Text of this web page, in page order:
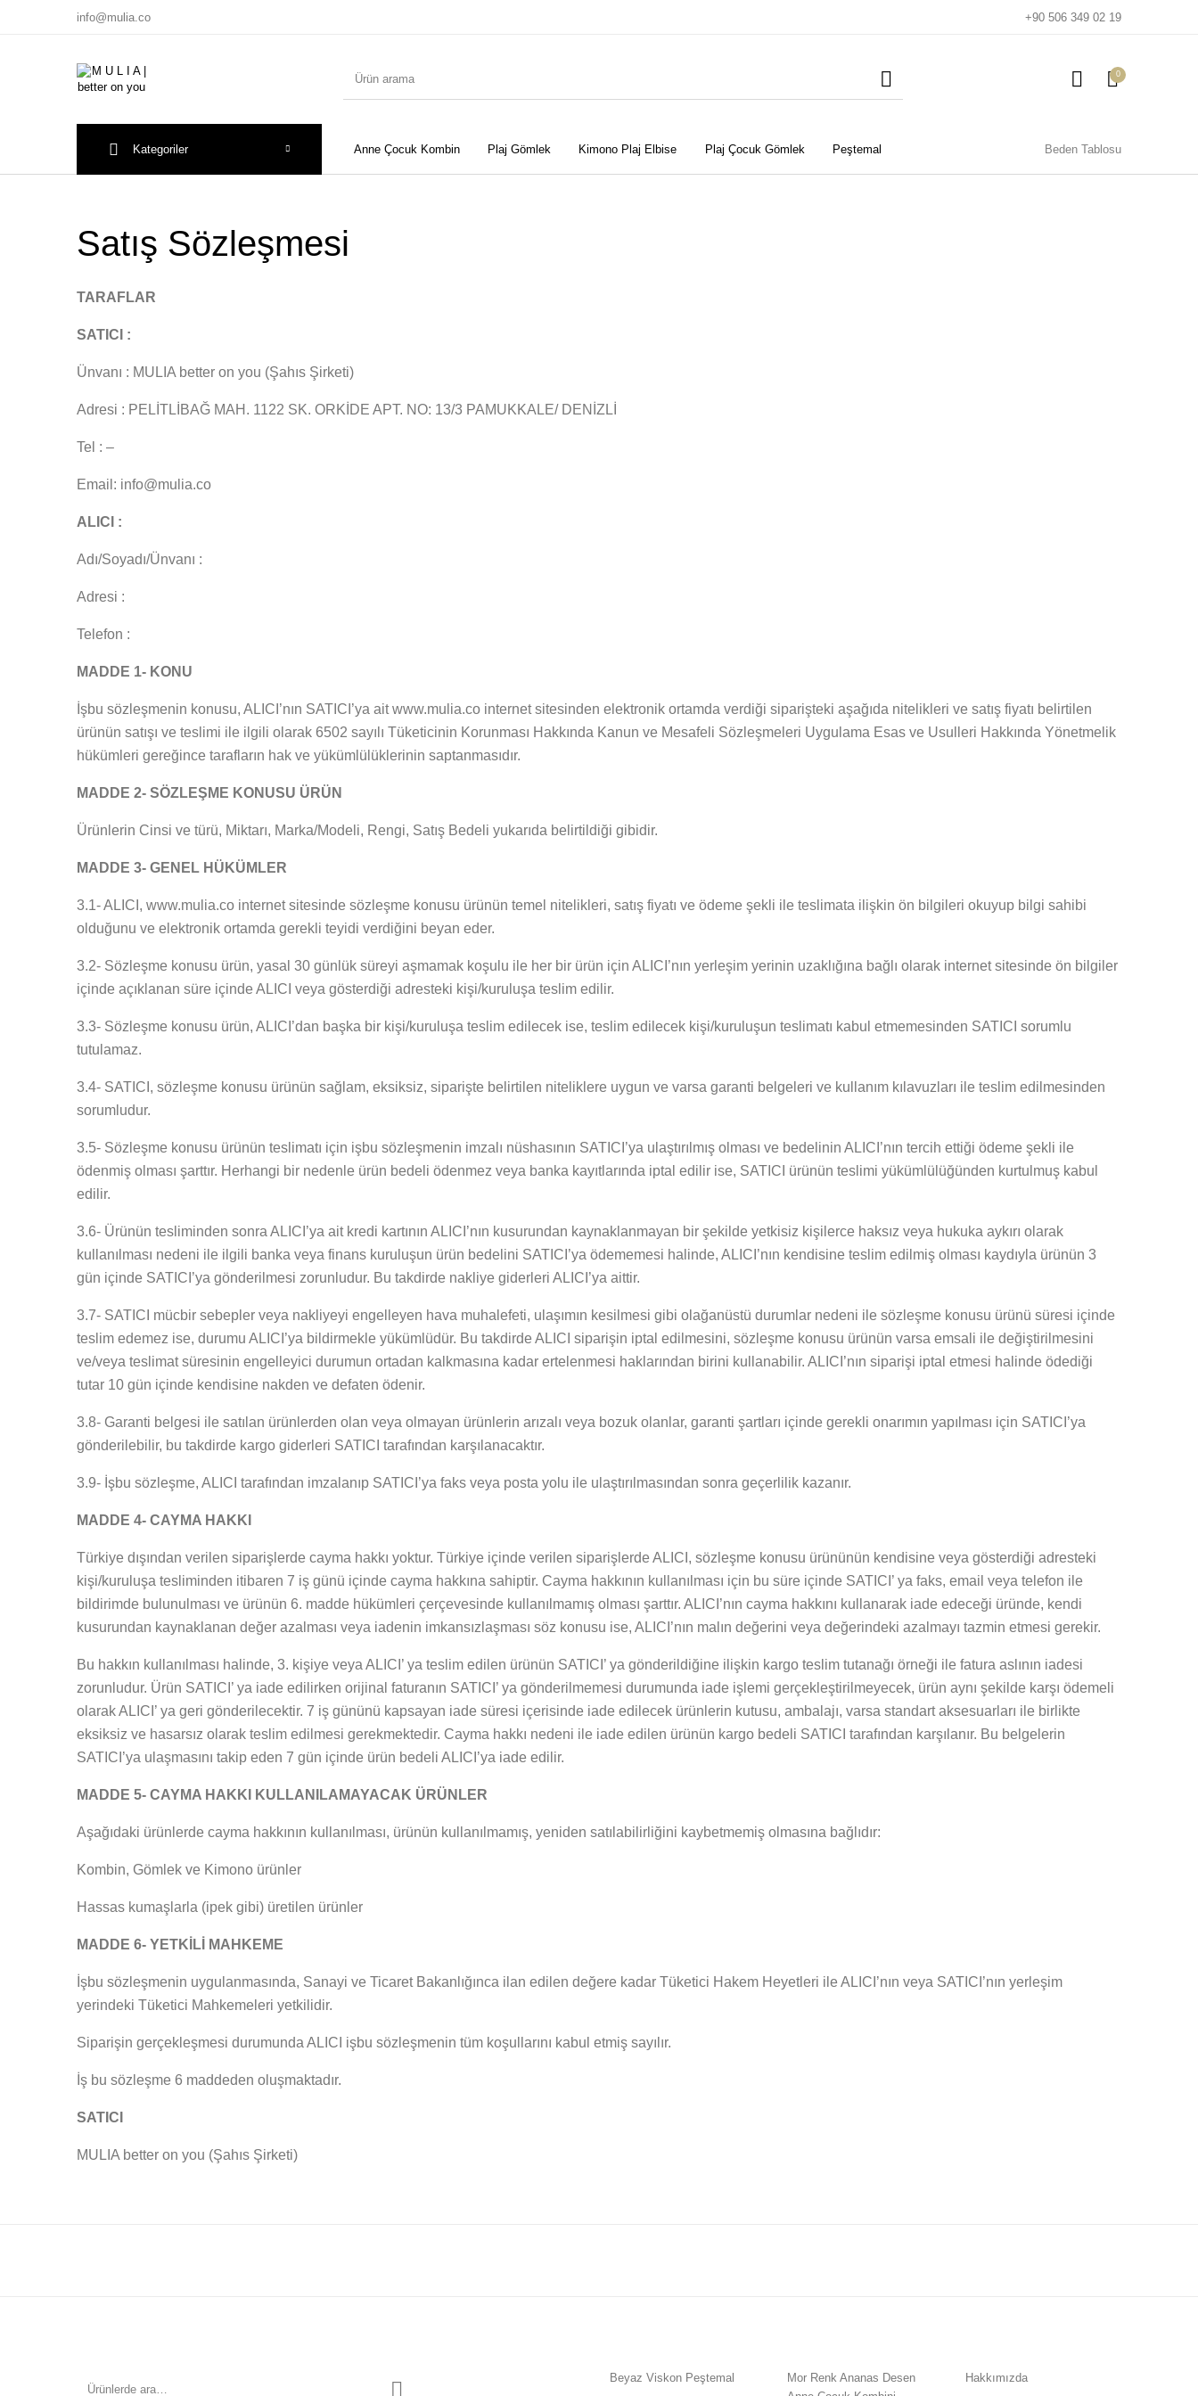
info@mulia.co +90 506 349 02 19
0
Anne Çocuk Kombin Plaj Gömlek Kimono Plaj Elbise Plaj Çocuk Gömlek Peştemal Beden Tablosu
Kategoriler
Yeni Ürün Anne Çocuk Kombin
Satış Sözleşmesi
TARAFLAR
SATICI :
Ünvanı : MULIA better on you (Şahıs Şirketi)
Adresi : PELİTLİBAĞ MAH. 1122 SK. ORKİDE APT. NO: 13/3 PAMUKKALE/ DENİZLİ
Tel : –
Email: info@mulia.co
ALICI :
Adı/Soyadı/Ünvanı :
Adresi :
Telefon :
MADDE 1- KONU
İşbu sözleşmenin konusu, ALICI’nın SATICI’ya ait www.mulia.co internet sitesinden elektronik ortamda verdiği siparişteki aşağıda nitelikleri ve satış fiyatı belirtilen
ürünün satışı ve teslimi ile ilgili olarak 6502 sayılı Tüketicinin Korunması Hakkında Kanun ve Mesafeli Sözleşmeleri Uygulama Esas ve Usulleri Hakkında Yönetmelik
hükümleri gereğince tarafların hak ve yükümlülüklerinin saptanmasıdır.
MADDE 2- SÖZLEŞME KONUSU ÜRÜN
Ürünlerin Cinsi ve türü, Miktarı, Marka/Modeli, Rengi, Satış Bedeli yukarıda belirtildiği gibidir.
MADDE 3- GENEL HÜKÜMLER
3.1- ALICI, www.mulia.co internet sitesinde sözleşme konusu ürünün temel nitelikleri, satış fiyatı ve ödeme şekli ile teslimata ilişkin ön bilgileri okuyup bilgi sahibi
olduğunu ve elektronik ortamda gerekli teyidi verdiğini beyan eder.
3.2- Sözleşme konusu ürün, yasal 30 günlük süreyi aşmamak koşulu ile her bir ürün için ALICI’nın yerleşim yerinin uzaklığına bağlı olarak internet sitesinde ön bilgiler
içinde açıklanan süre içinde ALICI veya gösterdiği adresteki kişi/kuruluşa teslim edilir.
3.3- Sözleşme konusu ürün, ALICI’dan başka bir kişi/kuruluşa teslim edilecek ise, teslim edilecek kişi/kuruluşun teslimatı kabul etmemesinden SATICI sorumlu
tutulamaz.
3.4- SATICI, sözleşme konusu ürünün sağlam, eksiksiz, siparişte belirtilen niteliklere uygun ve varsa garanti belgeleri ve kullanım kılavuzları ile teslim edilmesinden
sorumludur.
3.5- Sözleşme konusu ürünün teslimatı için işbu sözleşmenin imzalı nüshasının SATICI’ya ulaştırılmış olması ve bedelinin ALICI’nın tercih ettiği ödeme şekli ile
ödenmiş olması şarttır. Herhangi bir nedenle ürün bedeli ödenmez veya banka kayıtlarında iptal edilir ise, SATICI ürünün teslimi yükümlülüğünden kurtulmuş kabul
edilir.
3.6- Ürünün tesliminden sonra ALICI’ya ait kredi kartının ALICI’nın kusurundan kaynaklanmayan bir şekilde yetkisiz kişilerce haksız veya hukuka aykırı olarak
kullanılması nedeni ile ilgili banka veya finans kuruluşun ürün bedelini SATICI’ya ödememesi halinde, ALICI’nın kendisine teslim edilmiş olması kaydıyla ürünün 3
gün içinde SATICI’ya gönderilmesi zorunludur. Bu takdirde nakliye giderleri ALICI’ya aittir.
3.7- SATICI mücbir sebepler veya nakliyeyi engelleyen hava muhalefeti, ulaşımın kesilmesi gibi olağanüstü durumlar nedeni ile sözleşme konusu ürünü süresi içinde
teslim edemez ise, durumu ALICI’ya bildirmekle yükümlüdür. Bu takdirde ALICI siparişin iptal edilmesini, sözleşme konusu ürünün varsa emsali ile değiştirilmesini
ve/veya teslimat süresinin engelleyici durumun ortadan kalkmasına kadar ertelenmesi haklarından birini kullanabilir. ALICI’nın siparişi iptal etmesi halinde ödediği
tutar 10 gün içinde kendisine nakden ve defaten ödenir.
3.8- Garanti belgesi ile satılan ürünlerden olan veya olmayan ürünlerin arızalı veya bozuk olanlar, garanti şartları içinde gerekli onarımın yapılması için SATICI’ya
gönderilebilir, bu takdirde kargo giderleri SATICI tarafından karşılanacaktır.
3.9- İşbu sözleşme, ALICI tarafından imzalanıp SATICI’ya faks veya posta yolu ile ulaştırılmasından sonra geçerlilik kazanır.
MADDE 4- CAYMA HAKKI
Türkiye dışından verilen siparişlerde cayma hakkı yoktur. Türkiye içinde verilen siparişlerde ALICI, sözleşme konusu ürününün kendisine veya gösterdiği adresteki
kişi/kuruluşa tesliminden itibaren 7 iş günü içinde cayma hakkına sahiptir. Cayma hakkının kullanılması için bu süre içinde SATICI’ ya faks, email veya telefon ile
bildirimde bulunulması ve ürünün 6. madde hükümleri çerçevesinde kullanılmamış olması şarttır. ALICI’nın cayma hakkını kullanarak iade edeceği üründe, kendi
kusurundan kaynaklanan değer azalması veya iadenin imkansızlaşması söz konusu ise, ALICI’nın malın değerini veya değerindeki azalmayı tazmin etmesi gerekir.
Bu hakkın kullanılması halinde, 3. kişiye veya ALICI’ ya teslim edilen ürünün SATICI’ ya gönderildiğine ilişkin kargo teslim tutanağı örneği ile fatura aslının iadesi
zorunludur. Ürün SATICI’ ya iade edilirken orijinal faturanın SATICI’ ya gönderilmemesi durumunda iade işlemi gerçekleştirilmeyecek, ürün aynı şekilde karşı ödemeli
olarak ALICI’ ya geri gönderilecektir. 7 iş gününü kapsayan iade süresi içerisinde iade edilecek ürünlerin kutusu, ambalajı, varsa standart aksesuarları ile birlikte
eksiksiz ve hasarsız olarak teslim edilmesi gerekmektedir. Cayma hakkı nedeni ile iade edilen ürünün kargo bedeli SATICI tarafından karşılanır. Bu belgelerin
SATICI’ya ulaşmasını takip eden 7 gün içinde ürün bedeli ALICI’ya iade edilir.
MADDE 5- CAYMA HAKKI KULLANILAMAYACAK ÜRÜNLER
Aşağıdaki ürünlerde cayma hakkının kullanılması, ürünün kullanılmamış, yeniden satılabilirliğini kaybetmemiş olmasına bağlıdır:
Kombin, Gömlek ve Kimono ürünler
Hassas kumaşlarla (ipek gibi) üretilen ürünler
MADDE 6- YETKİLİ MAHKEME
İşbu sözleşmenin uygulanmasında, Sanayi ve Ticaret Bakanlığınca ilan edilen değere kadar Tüketici Hakem Heyetleri ile ALICI’nın veya SATICI’nın yerleşim
yerindeki Tüketici Mahkemeleri yetkilidir.
Siparişin gerçekleşmesi durumunda ALICI işbu sözleşmenin tüm koşullarını kabul etmiş sayılır.
İş bu sözleşme 6 maddeden oluşmaktadır.
SATICI
MULIA better on you (Şahıs Şirketi)
Beyaz Viskon Peştemal
Mor Renk Ananas Desen
Hakkımızda